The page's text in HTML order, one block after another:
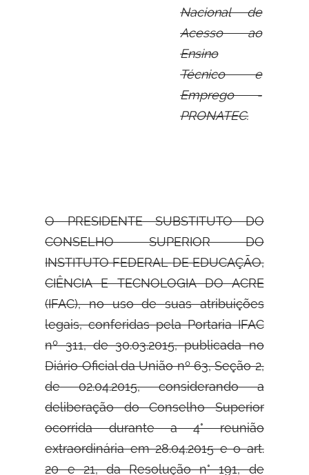
Nacional de
Acesso ao
Ensino
Técnico e
Emprego -
PRONATEC.
O PRESIDENTE SUBSTITUTO DO
CONSELHO SUPERIOR DO
INSTITUTO FEDERALDE EDUCAÇÃO,
CIÊNCIA E TECNOLOGIA DO ACRE
(IFAC), no uso de suas atribuições
legais, conferidas pela Portaria IFAC
nº 311, de 30.03.2015, publicada no
Diário Oficial da União nº 63, Seção 2,
de 02.04.2015, considerando a
deliberação do Conselho Superior
ocorrida durante a 4° reunião
extraordinária em 28.04.2015 e o art.
20 e 21, da Resolução n° 191, de